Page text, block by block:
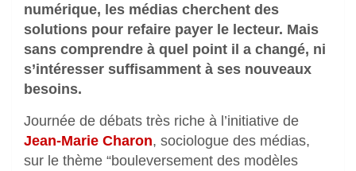
numérique, les médias cherchent des
solutions pour refaire payer le lecteur. Mais
sans comprendre à quel point il a changé, ni
s’intéresser suffisamment à ses nouveaux
besoins.
Journée de débats très riche à l’initiative de
Jean-Marie Charon, sociologue des médias,
sur le thème “bouleversement des modèles